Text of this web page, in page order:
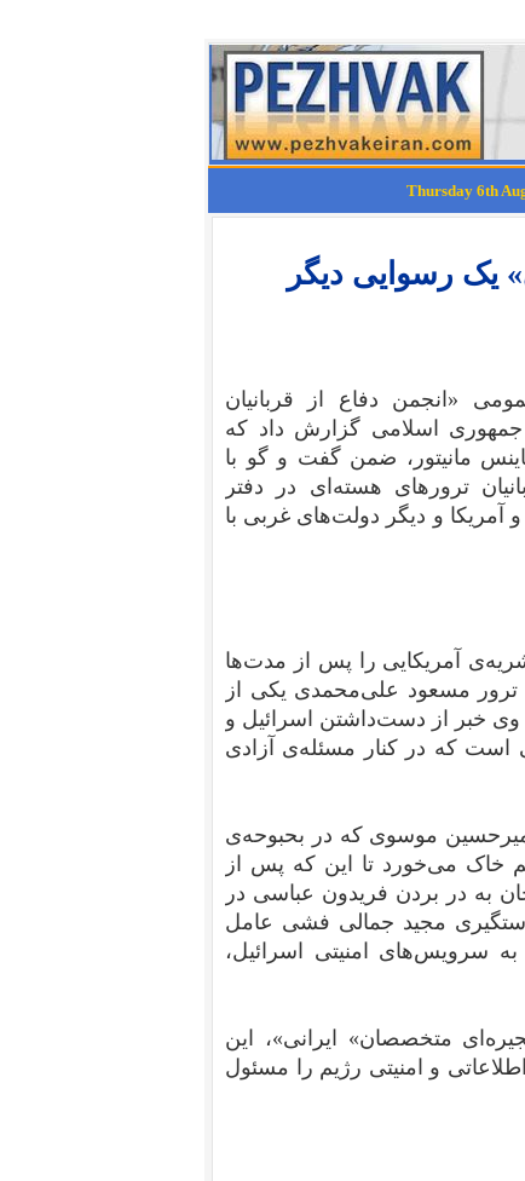
یک رسوایی دیگر
روابط عمومی «انجمن دفاع از قربانیان
جمهوری اسلامی گزارش داد که
مانیتور، ضمن گفت و گو با
ترورهای هسته‌ای در دفتر
آمریکا و دیگر دولت‌های غربی با
آمریکایی را پس از مدت‌ها
ترور مسعود علی‌محمدی یکی از
وی خبر از دست‌داشتن اسرائیل و
است که در کنار مسئله‌ی آزادی
موسوی که در بحبوحه‌ی
خاک می‌خورد تا این که پس از
به در بردن فریدون عباسی در
از دستگیری مجید جمالی فشی عامل
سرویس‌های امنیتی اسرائیل،
زنجیره‌ای متخصصان» ایرانی»، این
و امنیتی رژیم را مسئول